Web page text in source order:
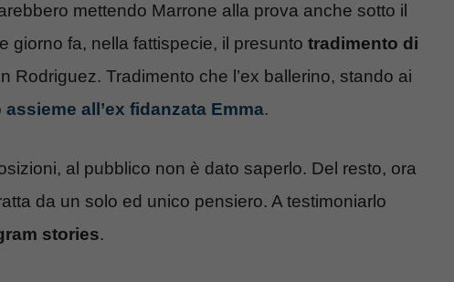
mettendo Marrone alla prova anche sotto il
giorno fa, nella fattispecie, il presunto tradimento di
Rodriguez. Tradimento che l’ex ballerino, stando ai
all’ex fidanzata Emma.
al pubblico non è dato saperlo. Del resto, ora
da un solo ed unico pensiero. A testimoniarlo
stories.